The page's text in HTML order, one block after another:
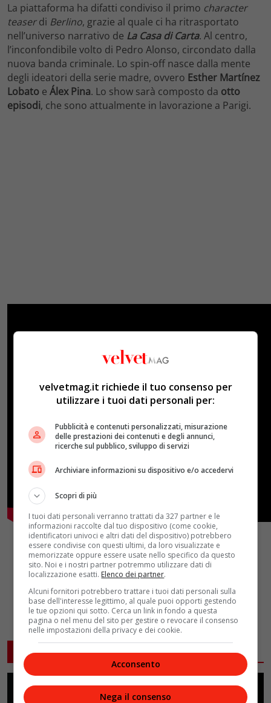
La piattaforma ha difatti condiviso il primo character
teaserdi Berlino, grazie al quale ci ha ritrasportato
nell’universo narrativo de La Casa di Carta. Al centro,
l’inconfondibile volto di Pedro Alonso, circondato dalla
nuova banda criminale. Lo spin-off nasce dalla mente
degli ideatori della serie madre, ovvero Esther Martínez
Lobato e Álex Pina. Lo show sarà composto da otto
episodi, che sono attualmente in lavorazione a Parigi.
ARTICOLI CORRELATI
velvetmag.it richiede il tuo consenso per
utilizzare i tuoi dati personali per:
Pubblicità e contenuti personalizzati, misurazione
delle prestazioni dei contenuti e degli annunci,
ricerche sul pubblico, sviluppo di servizi
Archiviare informazioni su dispositivo e/o accedervi
Scopri di più
I tuoi dati personali verranno trattati da 327 partner e le
informazioni raccolte dal tuo dispositivo (come cookie,
identificatori univoci e altri dati del dispositivo) potrebbero
essere condivise con questi ultimi, da loro visualizzate e
memorizzate oppure essere usate nello specifico da questo
sito. Noi e i nostri partner potremmo utilizzare dati di
localizzazione esatti. Elenco dei partner.
Alcuni fornitori potrebbero trattare i tuoi dati personali sulla
base dell'interesse legittimo, al quale puoi opporti gestendo
le tue opzioni qui sotto. Cerca un link in fondo a questa
pagina o nel menu del sito per gestire o revocare il consenso
nelle impostazioni della privacy e dei cookie.
Acconsento
Nega il consenso